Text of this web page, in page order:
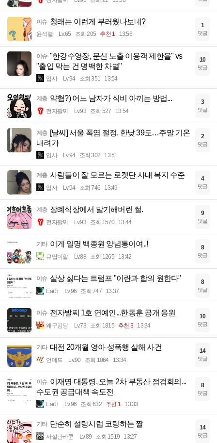
이슈 청래는 이런게 부러웠나보네?
윤석렬 Lv.65 조회 205 추천 1 13:56
1
댓글
이슈 "한강수영장, 문신 노출 이용객 제한을" vs
"출입 막는 건 명백한 차별"
입사 Lv.94 조회 351 13:54
10
댓글
계층 약혐?) 어느 남자가 식비 아끼는 방법...
전자팔찌 Lv.93 조회 527 13:54
3
댓글
계층 [날씨] 서울 폭염 절정, 한낮 39도…주말 기온
내려가
입사 Lv.94 조회 302 13:51
2
댓글
계층 사람들이 잘 모르는 로켓단 사내 복지 수준
입사 Lv.94 조회 746 13:49
4
댓글
계층 장례식장에서 발기해버린 썰.
전자팔찌 Lv.93 조회 1570 13:44
9
댓글
기타 이게 일명 백종원 양념통이여..!
큐땁이알 Lv.88 조회 1265 13:42
8
댓글
이슈 살상 싫다는 트럼프 "이란과 합의 원한다"
Earth Lv.96 조회 747 13:37
8
댓글
이슈 전자발찌 1호 연예인...한동훈 공개 응원
왜구김당 Lv.73 조회 1815 추천 3 13:34
10
댓글
기타 대전 20개월 영아 성폭행 살해 사건
언데드 Lv.90 조회 1064 13:34
14
댓글
이슈 이재명 대통령, 오늘 2차 부동산 점검회의...
수도권 공급대책 속도전
Earth Lv.96 조회 632 추천 1 13:33
8
댓글
기타 단순히 설탕시럽 코팅하는 짤
사실난라쿤 Lv.89 조회 1519 13:27
14
댓글